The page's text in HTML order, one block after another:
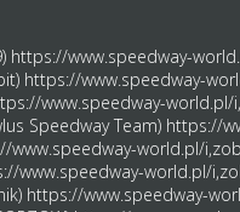
https://www.speedway-
https://www.speedway-
www.speedway-world.pl/
Speedway Team) https://
www.speedway-world.pl/
www.speedway-world.pl/
https://www.speedway-